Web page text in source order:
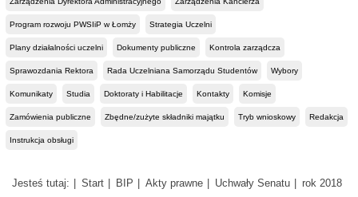
Program rozwoju PWSIiP w Łomży Strategia Uczelni
Plany działalności uczelni Dokumenty publiczne Kontrola zarządcza
Sprawozdania Rektora Rada Uczelniana Samorządu Studentów Wybory
Komunikaty Studia Doktoraty i Habilitacje Kontakty Komisje
Zamówienia publiczne Zbędne/zużyte składniki majątku Tryb wnioskowy Redakcja
Instrukcja obsługi
Jesteś tutaj: Start BIP Akty prawne Uchwały Senatu rok 2018